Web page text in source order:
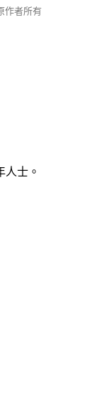
作者所有
人士。